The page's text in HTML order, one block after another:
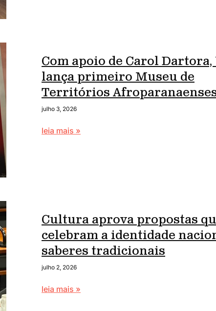
Com apoio de Carol Dartora,
lança primeiro Museu de
Territórios
julho 3, 2026
leia mais »
Cultura aprova propostas
celebram a identidade
saberes tradicionais
julho 2, 2026
leia mais »